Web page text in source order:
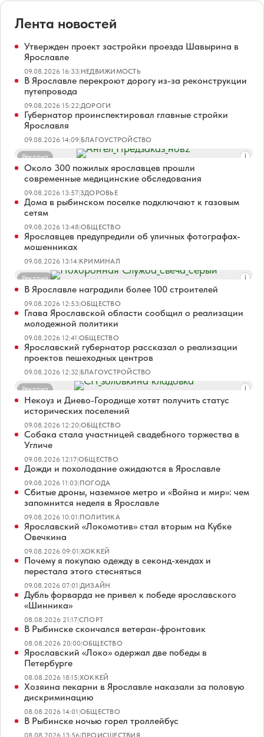
Лента новостей
Утвержден проект застройки проезда Шавырина в
Ярославле
09.08.2026 16:33|НЕДВИЖИМОСТЬ
В Ярославле перекроют дорогу из-за реконструкции
путепровода
09.08.2026 15:22|ДОРОГИ
Губернатор проинспектировал главные стройки
Ярославля
09.08.2026 14:09|БЛАГОУСТРОЙСТВО
Реклама
Около 300 пожилых ярославцев прошли
современные медицинские обследования
09.08.2026 13:57|ЗДОРОВЬЕ
Дома в рыбинском поселке подключают к газовым
сетям
09.08.2026 13:48|ОБЩЕСТВО
Ярославцев предупредили об уличных фотографах-
мошенниках
09.08.2026 13:14|КРИМИНАЛ
Реклама
В Ярославле наградили более 100 строителей
09.08.2026 12:53|ОБЩЕСТВО
Глава Ярославской области сообщил о реализации
молодежной политики
09.08.2026 12:41|ОБЩЕСТВО
Ярославский губернатор рассказал о реализации
проектов пешеходных центров
09.08.2026 12:32|БЛАГОУСТРОЙСТВО
Реклама
Некоуз и Диево-Городище хотят получить статус
исторических поселений
09.08.2026 12:20|ОБЩЕСТВО
Собака стала участницей свадебного торжества в
Угличе
09.08.2026 12:17|ОБЩЕСТВО
Дожди и похолодание ожидаются в Ярославле
09.08.2026 11:03|ПОГОДА
Сбитые дроны, наземное метро и «Война и мир»: чем
запомнится неделя в Ярославле
09.08.2026 10:01|ПОЛИТИКА
Ярославский «Локомотив» стал вторым на Кубке
Овечкина
09.08.2026 09:01|ХОККЕЙ
Почему я покупаю одежду в секонд-хендах и
перестала этого стесняться
09.08.2026 07:01|ДИЗАЙН
Дубль форварда не привел к победе ярославского
«Шинника»
08.08.2026 21:17|СПОРТ
В Рыбинске скончался ветеран-фронтовик
08.08.2026 20:00|ОБЩЕСТВО
Ярославский «Локо» одержал две победы в
Петербурге
08.08.2026 18:15|ХОККЕЙ
Хозяина пекарни в Ярославле наказали за половую
дискриминацию
08.08.2026 14:01|ОБЩЕСТВО
В Рыбинске ночью горел троллейбус